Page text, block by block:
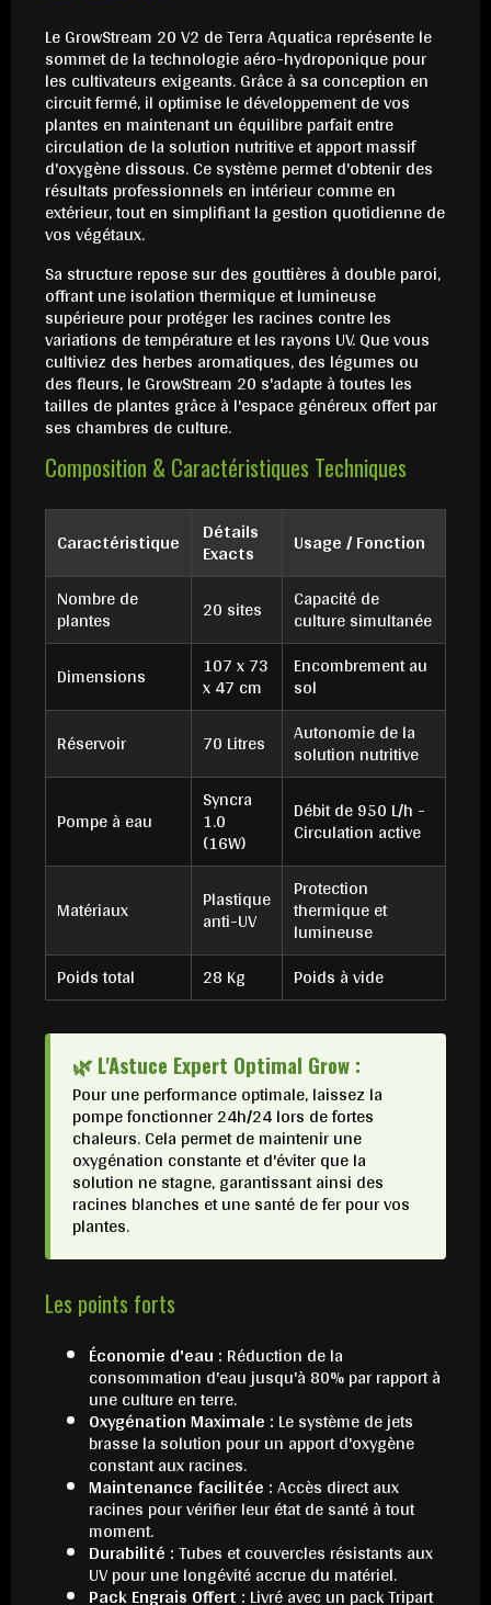
Le GrowStream 20 V2 de Terra Aquatica représente le
sommet de la technologie aéro-hydroponique pour
les cultivateurs exigeants. Grâce à sa conception en
circuit fermé, il optimise le développement de vos
plantes en maintenant un équilibre parfait entre
circulation de la solution nutritive et apport massif
d'oxygène dissous. Ce système permet d'obtenir des
résultats professionnels en intérieur comme en
extérieur, tout en simplifiant la gestion quotidienne de
vos végétaux.
Sa structure repose sur des gouttières à double paroi,
offrant une isolation thermique et lumineuse
supérieure pour protéger les racines contre les
variations de température et les rayons UV. Que vous
cultiviez des herbes aromatiques, des légumes ou
des fleurs, le GrowStream 20 s'adapte à toutes les
tailles de plantes grâce à l'espace généreux offert par
ses chambres de culture.
Composition & Caractéristiques Techniques
Caractéristique Détails
Exacts
Usage / Fonction
Nombre de
plantes 20 sites Capacité de
culture simultanée
Dimensions
107 x 73
x 47 cm
Encombrement au
sol
Réservoir
70 Litres Autonomie de la
solution nutritive
Pompe à eau
Syncra
1.0
(16W)
Débit de 950 L/h -
Circulation active
Matériaux Plastique
anti-UV
Protection
thermique et
lumineuse
Poids total
28 Kg Poids à vide
🌿 L'Astuce Expert Optimal Grow :
Pour une performance optimale, laissez la
pompe fonctionner 24h/24 lors de fortes
chaleurs. Cela permet de maintenir une
oxygénation constante et d'éviter que la
solution ne stagne, garantissant ainsi des
racines blanches et une santé de fer pour vos
plantes.
Les points forts
Économie d'eau : Réduction de la
consommation d'eau jusqu'à 80% par rapport à
une culture en terre.
Oxygénation Maximale : Le système de jets
brasse la solution pour un apport d'oxygène
constant aux racines.
Maintenance facilitée :Accès direct aux
racines pour vérifier leur état de santé à tout
moment.
Durabilité :Tubes et couvercles résistants aux
UV pour une longévité accrue du matériel.
Pack Engrais Offert : Livré avec un pack Tripart